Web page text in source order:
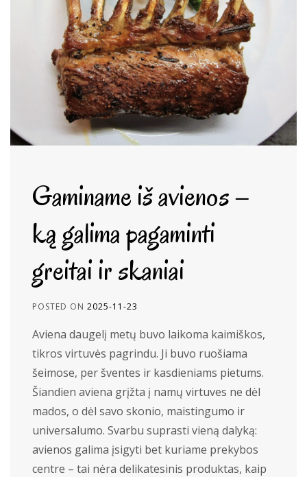
Gaminame iš avienos –
ką galima pagaminti
greitai ir skaniai
POSTED ON 2025-11-23
Aviena daugelį metų buvo laikoma kaimiškos,
tikros virtuvės pagrindu. Ji buvo ruošiama
šeimose, per šventes ir kasdieniams pietums.
Šiandien aviena grįžta į namų virtuves ne dėl
mados, o dėl savo skonio, maistingumo ir
universalumo. Svarbu suprasti vieną dalyką:
avienos galima įsigyti bet kuriame prekybos
centre – tai nėra delikatesinis produktas, kaip